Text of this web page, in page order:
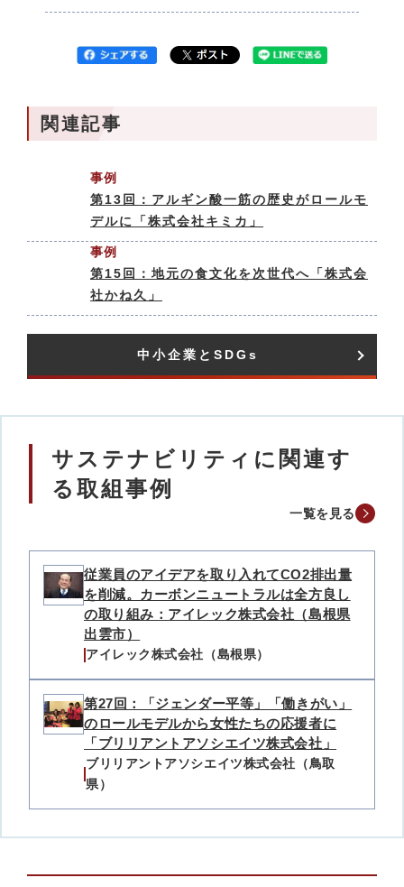
関連記事
事例
第13回：アルギン酸一筋の歴史がロールモ
デルに「株式会社キミカ」
事例
第15回：地元の食文化を次世代へ「株式会
社かね久」
中小企業とSDGs​
サステナビリティに関連す
る取組事例
一覧を見る
従業員のアイデアを取り入れてCO2排出量
を削減。カーボンニュートラルは全方良し
の取り組み：アイレック株式会社（島根県
出雲市）
アイレック株式会社（島根県）
第27回：「ジェンダー平等」「働きがい」
のロールモデルから女性たちの応援者に
「ブリリアントアソシエイツ株式会社」
ブリリアントアソシエイツ株式会社（鳥取
県）